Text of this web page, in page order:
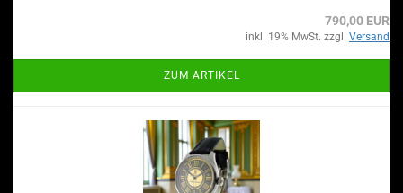
790,00 EUR
inkl. 19% MwSt. zzgl. Versand
ZUM ARTIKEL